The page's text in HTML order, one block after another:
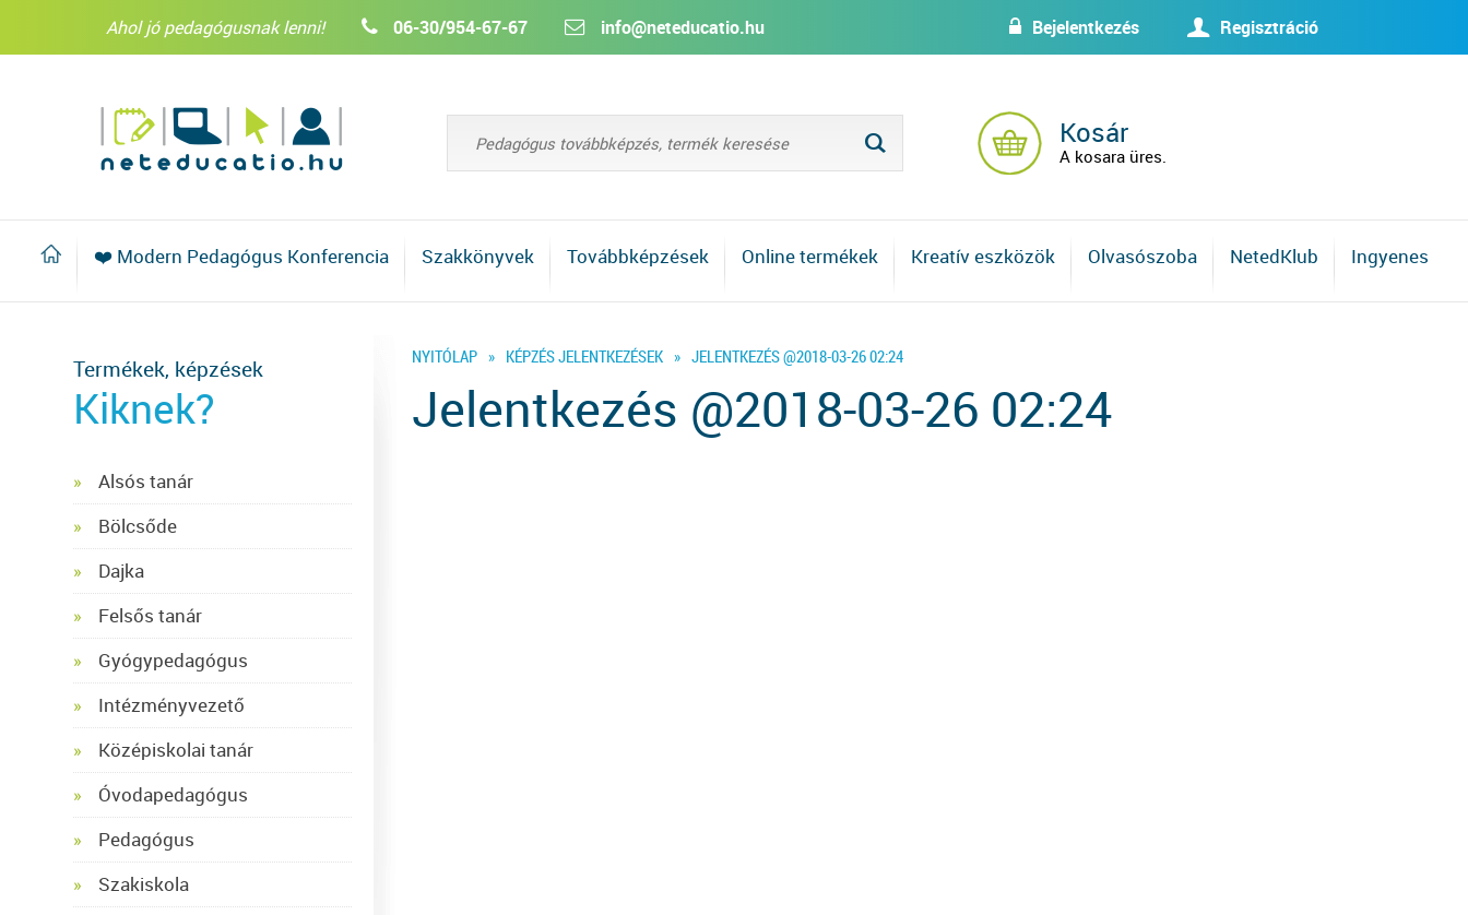
w Bejelentkezés U Regisztráció
Ahol jó pedagógusnak lenni! 06-30/954-67-67 info@neteducatio.hu
L Kosár
A kosara üres.
❤️ Modern Pedagógus Konferencia Szakkönyvek Továbbképzések Online termékek Kreatív eszközök Olvasószoba NetedKlub Ingyenes
NYITÓLAP » KÉPZÉS JELENTKEZÉSEK » JELENTKEZÉS @2018-03-26 02:24
Jelentkezés @2018-03-26 02:24
Termékek, képzések
Kiknek?
Alsós tanár
Bölcsőde
Dajka
Felsős tanár
Gyógypedagógus
Intézményvezető
Középiskolai tanár
Óvodapedagógus
Pedagógus
Szakiskola